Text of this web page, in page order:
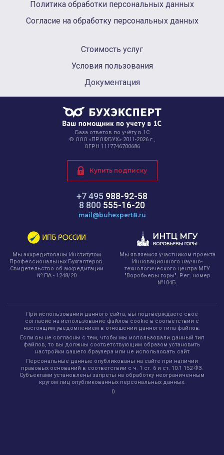
Политика обработки персональных данных
Согласие на обработку персональных данных
Стоимость услуг
Условия пользования
Документация
База ответов по учёту в 1С
© ООО «ПРОФБУХ» 2011-2026 г.,
ОГРН 1117746700686
+7 495 988-92-58
8 800 555-16-20
mail@buhexpert8.ru
Купить подписку
Мы аккредитованы Институтом
Профессиональных Бухгалтеров.
Свидетельство об аккредитации
№ ПА - 1248/20
Мы являемся участником проекта
Инновационного научно-
технологического центра МГУ
"Воробьевы горы". Рег. номер
№104Б.
При использовании данного сайта, вы подтверждаете свое
согласие на использование файлов cookie в соответствии с
настоящим уведомлением в отношении данного типа файлов.
Если вы не согласны с тем, чтобы мы использовали данный тип
файлов, то вы должны соответствующим образом установить
настройки вашего браузера или не использовать сайт
Персональные данные опубликованы на сайте при наличии
правовых оснований в соответствии с ч. 1 ст. 6 и ст. 10.1 152-ФЗ.
Субъектами установлены запреты на обработку неограниченным
кругом лиц опубликованных персональных данных.
0